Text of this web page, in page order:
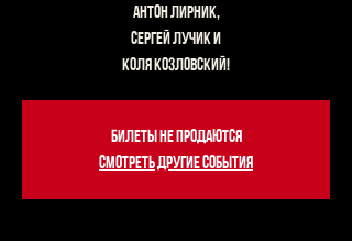
Антон Лирник,
Сергей Лучик и
Коля Козловский!
Билеты не продаются
Смотреть другие события